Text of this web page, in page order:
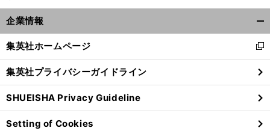
企業情報
閉
る
集英社ホームページ
新
し
い
ウ
ィ
ン
ド
集英社プライバシーガイドライン
SHUEISHA Privacy Guideline
Setting of Cookies